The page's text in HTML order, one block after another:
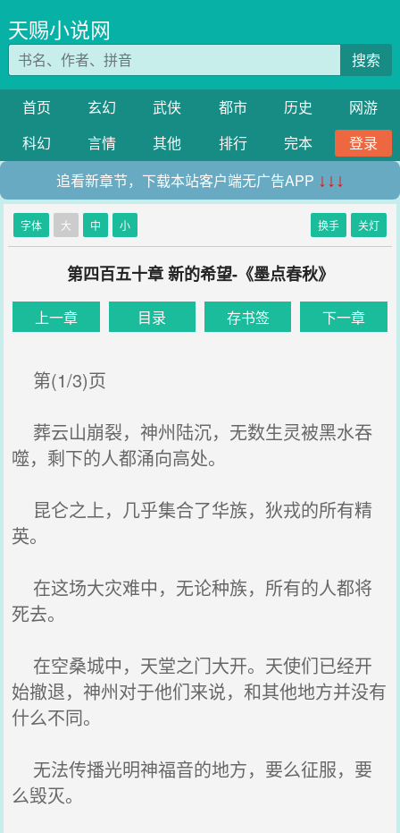
天赐小说网
搜索
首页 玄幻 武侠 都市 历史
网游
科幻
言情 其他 排行 完本
登录
追看新章节，下载本站客户端无广告APP ↓↓↓
字体 大 中 小 换手 关灯
第四百五十章 新的希望-《墨点春秋》
上一章 目录 存书签 下一章
第(1/3)页
葬云山崩裂，神州陆沉，无数生灵被黑水吞
噬，剩下的人都涌向高处。
昆仑之上，几乎集合了华族，狄戎的所有精
英。
在这场大灾难中，无论种族，所有的人都将
死去。
在空桑城中，天堂之门大开。天使们已经开
始撤退，神州对于他们来说，和其他地方并没有
什么不同。
无法传播光明神福音的地方，要么征服，要
么毁灭。